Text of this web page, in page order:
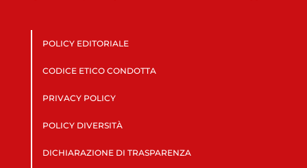
POLICY EDITORIALE
CODICE ETICO CONDOTTA
PRIVACY POLICY
POLICY DIVERSITÀ
DICHIARAZIONE DI TRASPARENZA